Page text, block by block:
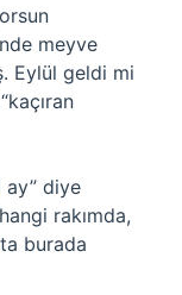
meyve
Eylül geldi mi
ay” diye
rakımda,
burada